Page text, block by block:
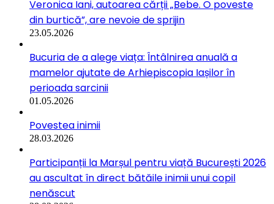
Veronica Iani, autoarea cărții „Bebe. O poveste
din burtică”, are nevoie de sprijin
23.05.2026
Bucuria de a alege viața: Întâlnirea anuală a
mamelor ajutate de Arhiepiscopia Iașilor în
perioada sarcinii
01.05.2026
Povestea inimii
28.03.2026
Participanții la Marșul pentru viață București 2026
au ascultat în direct bătăile inimii unui copil
nenăscut